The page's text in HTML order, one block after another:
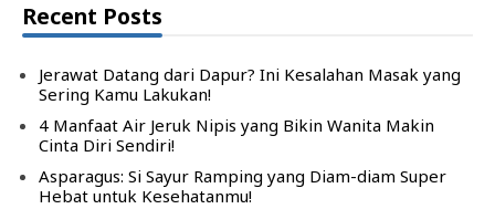
Recent Posts
Jerawat Datang dari Dapur? Ini Kesalahan Masak yang
Sering Kamu Lakukan!
4 Manfaat Air Jeruk Nipis yang Bikin Wanita Makin
Cinta Diri Sendiri!
Asparagus: Si Sayur Ramping yang Diam-diam Super
Hebat untuk Kesehatanmu!